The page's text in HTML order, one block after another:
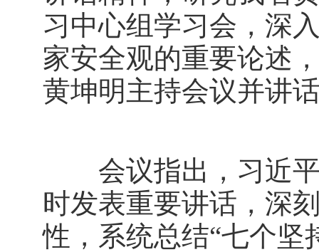
习中心组学习会，深
家安全观的重要论述
黄坤明主持会议并讲
会议指出，习近平
时发表重要讲话，深
性，系统总结“七个坚